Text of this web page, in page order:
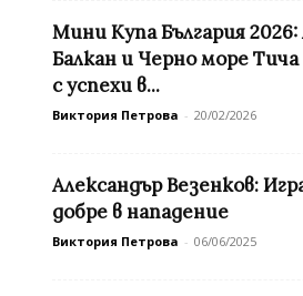
Мини Купа България
Балкан и Черно море Тича
с успехи в...
Виктория Петрова - 20/02/2026
Александър Везенков:
добре в нападение
Виктория Петрова - 06/06/2025